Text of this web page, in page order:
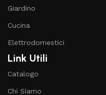
Giardino
Cucina
Elettrodomestici
Link Utili
Catalogo
Chi Siamo